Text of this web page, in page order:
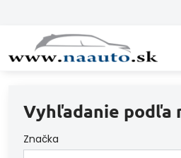
Vyhľadanie podľa
Značka